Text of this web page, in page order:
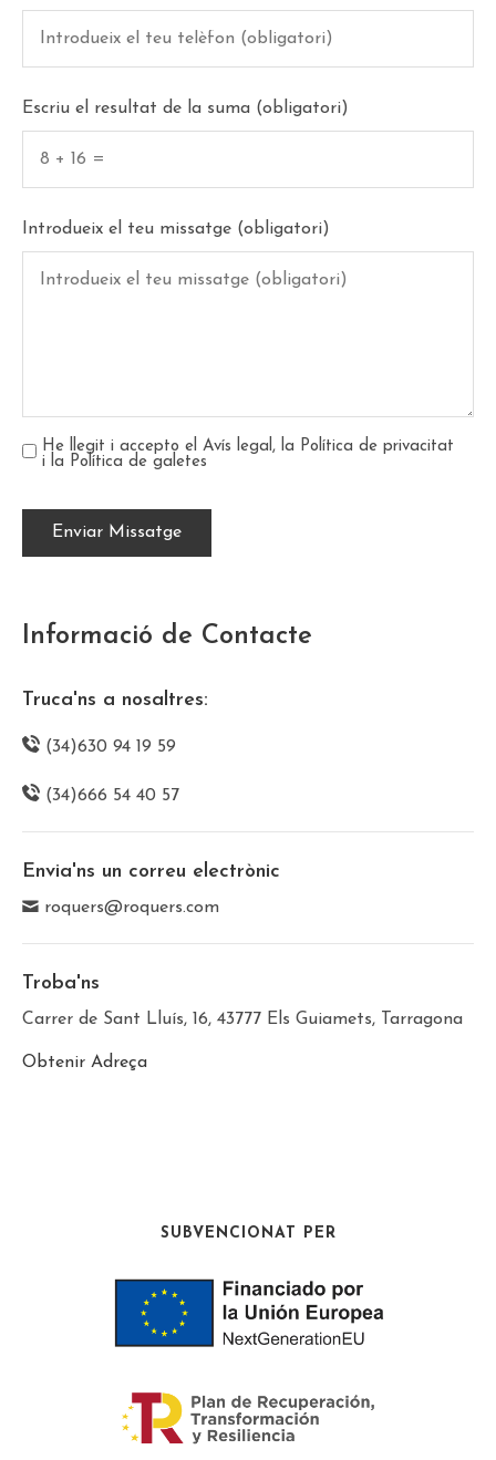
Escriu el resultat de la suma (obligatori)
Introdueix el teu missatge (obligatori)
He llegit i accepto el Avís legal, la Política de privacitat
i la Política de galetes
Informació de Contacte
Truca'ns a nosaltres:
(34)630 94 19 59
(34)666 54 40 57
Envia'ns un correu electrònic
roquers@roquers.com
Troba'ns
Carrer de Sant Lluís, 16, 43777 Els Guiamets, Tarragona
Obtenir Adreça
SUBVENCIONAT PER